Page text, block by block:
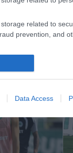
related to
prevention, and
Data Access
παιχνίδια